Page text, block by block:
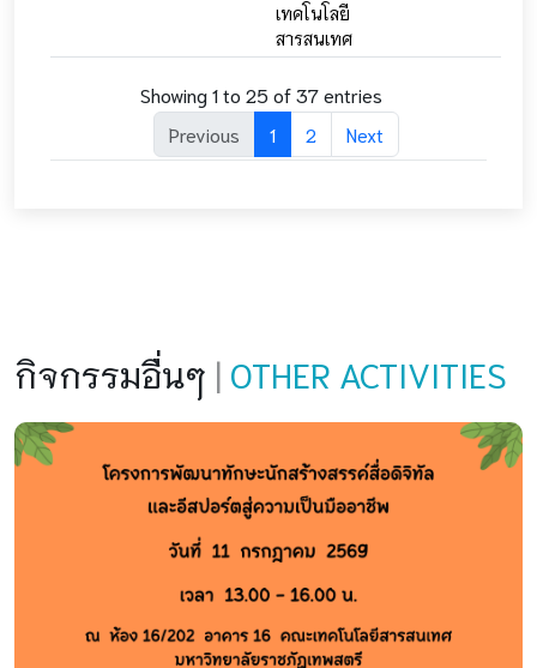
เทคโนโลยี
สารสนเทศ
Showing 1 to 25 of 37 entries
Previous
1 2 Next
กิจกรรมอื่นๆ | OTHER ACTIVITIES